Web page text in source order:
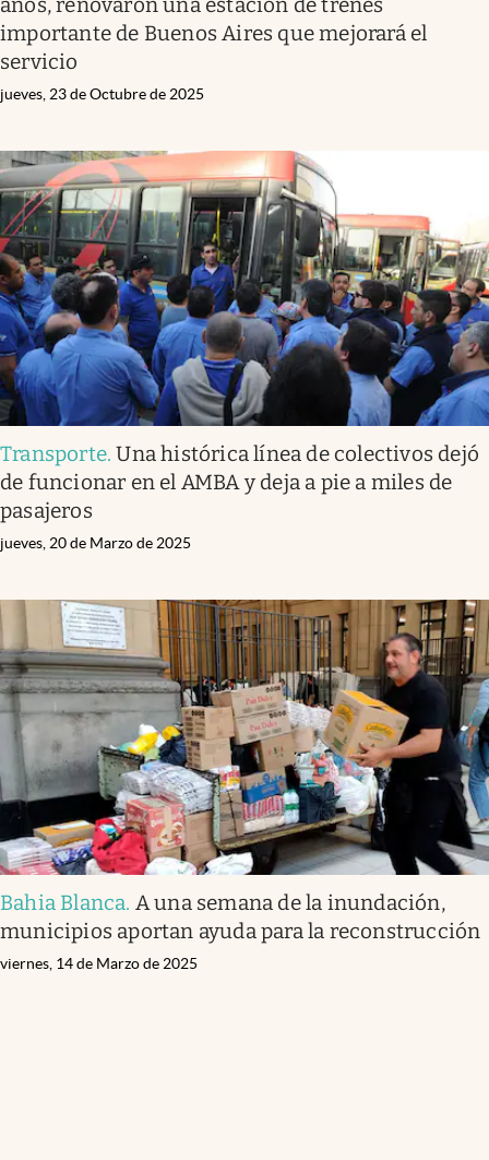
importante de Buenos Aires que mejorará el
servicio
jueves, 23 de Octubre de 2025
Transporte.Una histórica línea de colectivos dejó
de funcionar en el AMBA y deja a pie a miles de
pasajeros
jueves, 20 de Marzo de 2025
Bahia Blanca. A una semana de la inundación,
municipios aportan ayuda para la reconstrucción
viernes, 14 de Marzo de 2025